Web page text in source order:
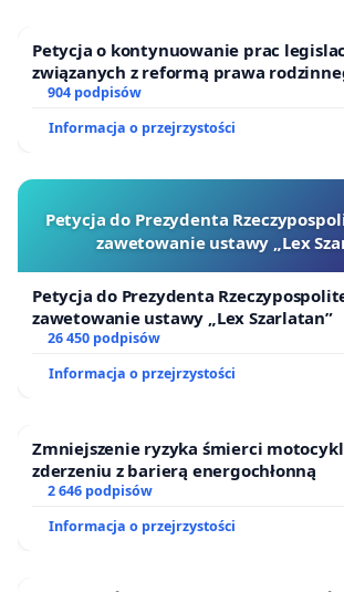
Petycja o kontynuowanie prac
związanych z reformą prawa
904 podpisów
Informacja o przejrzystości
Petycja do Prezydenta
zawetowanie ustawy „Lex
Petycja do Prezydenta
zawetowanie ustawy „Lex Szarlatan”
26 450 podpisów
Informacja o przejrzystości
Zmniejszenie ryzyka śmierci
zderzeniu z barierą energochłonną
2 646 podpisów
Informacja o przejrzystości